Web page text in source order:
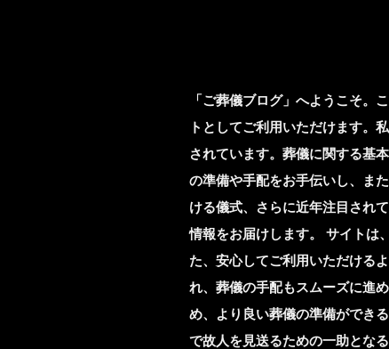
「ご葬儀ブログ」へようこそ。
トとしてご利用いただけます。
されています。葬儀に関する基
の準備や手配をお手伝いし、ま
ける儀式、さらに近年注目され
情報をお届けします。 サイトは
た、安心してご利用いただける
れ、葬儀の手配もスムーズに進
め、より良い葬儀の準備ができ
で故人を見送るための一助とな